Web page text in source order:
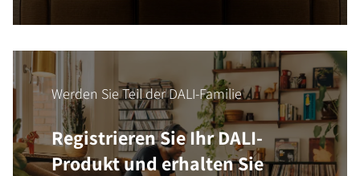
Werden Sie Teil der DALI-Familie
Registrieren Sie Ihr DALI-
Produkt und erhalten Sie